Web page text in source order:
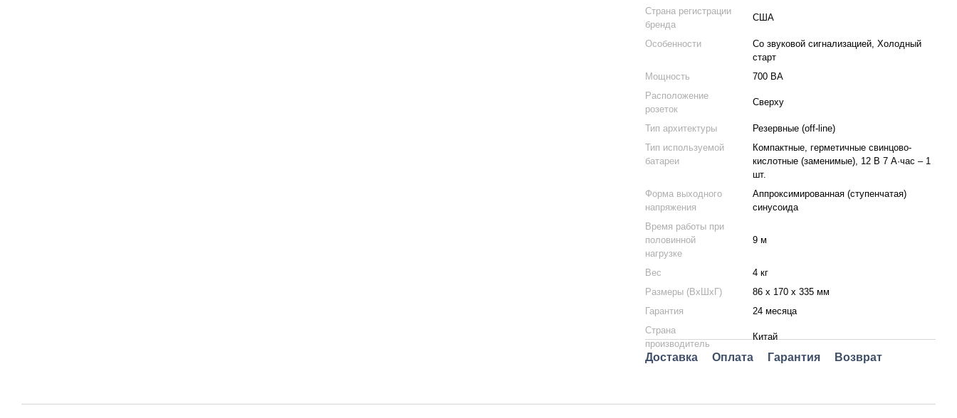
Страна регистрации
бренда
США
Особенности
Со звуковой сигнализацией, Холодный
старт
Мощность
700 ВА
Расположение
розеток
Сверху
Тип архитектуры
Резервные (off-line)
Тип используемой
батареи
Компактные, герметичные свинцово-
кислотные (заменимые), 12 В 7 А·час – 1
шт.
Форма выходного
напряжения
Аппроксимированная (ступенчатая)
синусоида
Время работы при
половинной
нагрузке
9 м
Вес
4 кг
Размеры (ВхШхГ)
86 x 170 x 335 мм
Гарантия
24 месяца
Страна
производитель
Китай
Доставка Оплата Гарантия Возврат